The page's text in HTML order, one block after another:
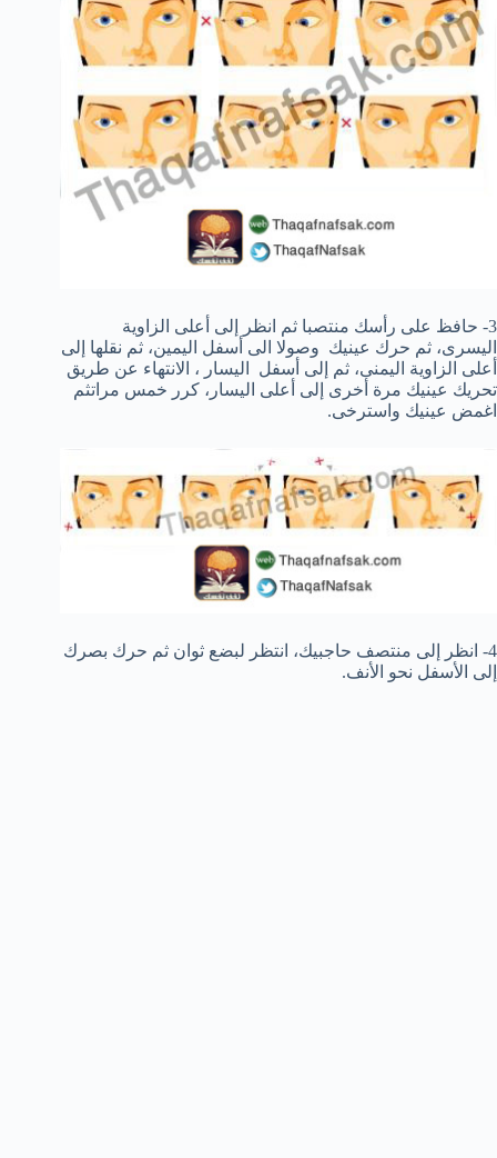
3- حافظ على رأسك منتصبا ثم انظر إلى أعلى الزاوية
اليسرى، ثم حرك عينيك وصولا الى أسفل اليمين، ثم نقلها إلى
أعلى الزاوية اليمنى، ثم إلى أسفل اليسار ، الانتهاء عن طريق
تحريك عينيك مرة أخرى إلى أعلى اليسار، كرر خمس مراتثم
اغمض عينيك واسترخى.
4- انظر إلى منتصف حاجبيك، انتظر لبضع ثوان ثم حرك بصرك
إلى الأسفل نحو لأنف.